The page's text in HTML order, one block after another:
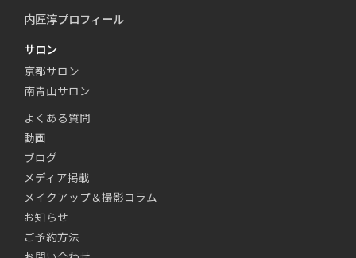
内匠淳プロフィール
サロン
京都サロン
南青山サロン
よくある質問
動画
ブログ
メディア掲載
メイクアップ＆撮影コラム
お知らせ
ご予約方法